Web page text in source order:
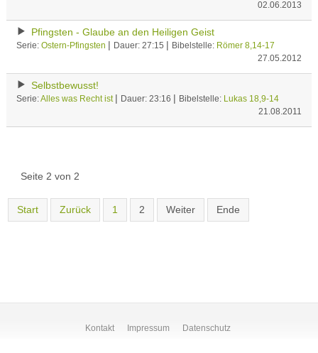
02.06.2013
Pfingsten - Glaube an den Heiligen Geist
Serie: Ostern-Pfingsten Dauer: 27:15 Bibelstelle: Römer 8,14-17
27.05.2012
Selbstbewusst!
Serie:Alles was Recht ist Dauer: 23:16 Bibelstelle:
Lukas 18,9-14
21.08.2011
Seite 2 von 2
Start Zurück 1 2 Weiter Ende
Kontakt Impressum Datenschutz